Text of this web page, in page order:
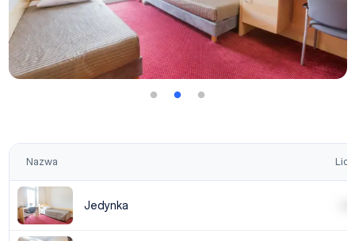
Nazwa
Jedynka